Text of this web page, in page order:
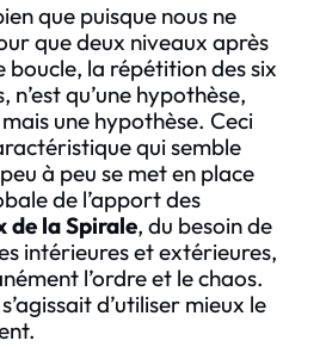
que puisque nous ne
que deux niveaux après
boucle, la répétition des six
n’est qu’une hypothèse,
une hypothèse. Ceci
qui semble
à peu se met en place
de l’apport des
de la Spirale, du besoin de
intérieures et extérieures,
l’ordre et le chaos.
d’utiliser mieux le